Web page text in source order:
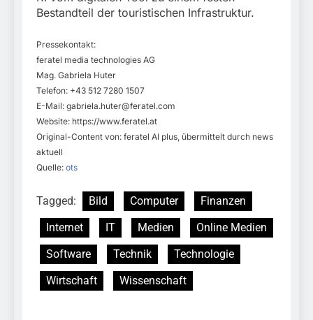
Bestandteil der touristischen Infrastruktur.
Pressekontakt:
feratel media technologies AG
Mag. Gabriela Huter
Telefon: +43 512 7280 1507
E-Mail: gabriela.huter@feratel.com
Website: https://www.feratel.at
Original-Content von: feratel AI plus, übermittelt durch news
aktuell
Quelle: ots
Tagged: Bild Computer
Finanzen
Internet
IT Medien
Online Medien
Software
Technik
Technologie
Wirtschaft
Wissenschaft